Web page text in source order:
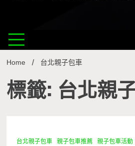
Home 台北親子包車
標籤: 台北親
2 Minutes
台北親子包車 親子包車推薦 親子包車活動